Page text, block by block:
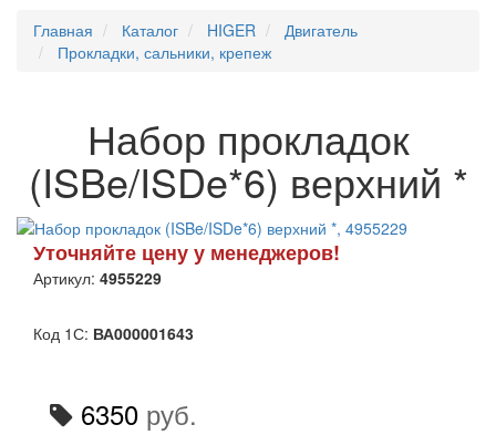
Главная
Каталог HIGER
Двигатель
Прокладки, сальники, крепеж
Набор прокладок
(ISBe/ISDe*6) верхний *
Уточняйте цену у менеджеров!
Артикул: 4955229
Код 1С: ВА000001643
6350 руб.